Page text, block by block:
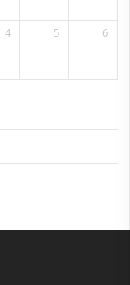
4 5 6